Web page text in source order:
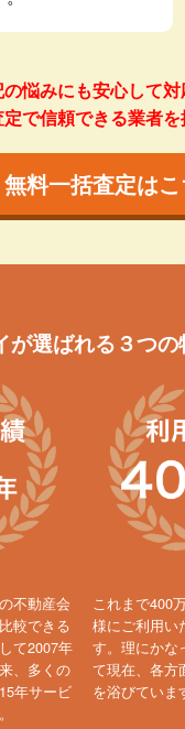
悩みにも安心して対
で信頼できる業者を
無料一括査定は
が選ばれる３つの
不動産会
較できる
て2007年
、多くの
年サービ
これまで400
様にご利用い
す。理にかな
て現在、各方
を浴びていま